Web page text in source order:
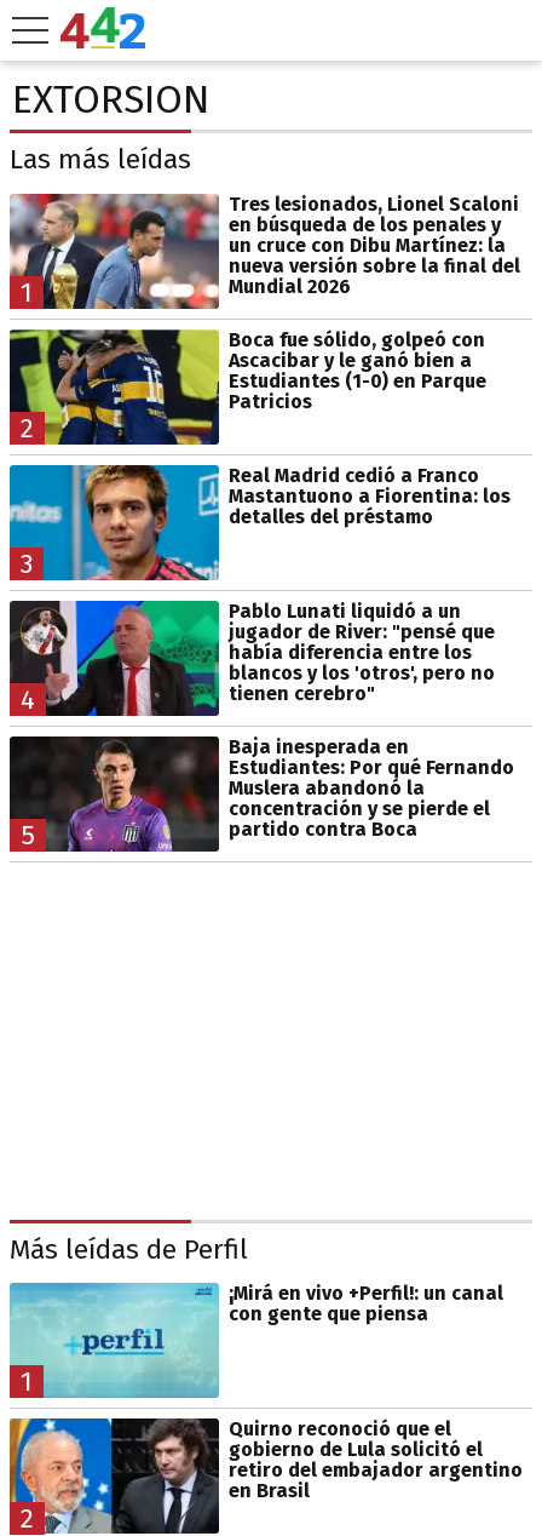
EXTORSION
Las más leídas
1
Tres lesionados, Lionel Scaloni
en búsqueda de los penales y
un cruce con Dibu Martínez: la
nueva versión sobre la final del
Mundial 2026
2
Boca fue sólido, golpeó con
Ascacibar y le ganó bien a
Estudiantes (1-0) en Parque
Patricios
3
Real Madrid cedió a Franco
Mastantuono a Fiorentina: los
detalles del préstamo
4
Pablo Lunati liquidó a un
jugador de River: "pensé que
había diferencia entre los
blancos y los 'otros', pero no
tienen cerebro"
5
Baja inesperada en
Estudiantes: Por qué Fernando
Muslera abandonó la
concentración y se pierde el
partido contra Boca
Más leídas de Perfil
1
¡Mirá en vivo +Perfil!: un canal
con gente que piensa
2
Quirno reconoció que el
gobierno de Lula solicitó el
retiro del embajador argentino
en Brasil